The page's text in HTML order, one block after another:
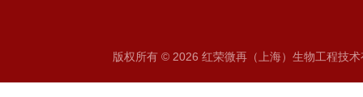
版权所有 © 2026 红荣微再（上海）生物工程技